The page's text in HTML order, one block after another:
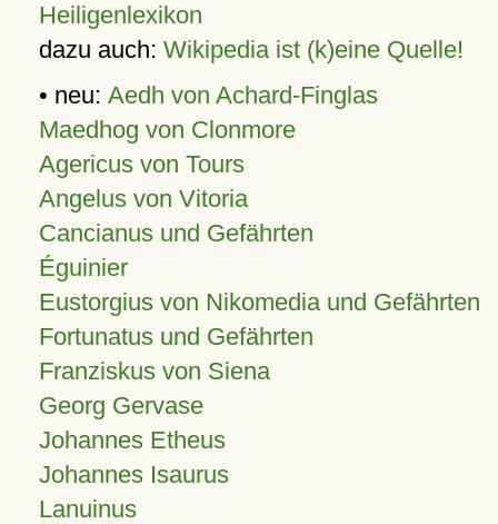
Heiligenlexikon
dazu auch: Wikipedia ist (k)eine Quelle!
• neu: Aedh von Achard-Finglas
Maedhog von Clonmore
Agericus von Tours
Angelus von Vitoria
Cancianus und Gefährten
Éguinier
Eustorgius von Nikomedia und Gefährten
Fortunatus und Gefährten
Franziskus von Siena
Georg Gervase
Johannes Etheus
Johannes Isaurus
Lanuinus